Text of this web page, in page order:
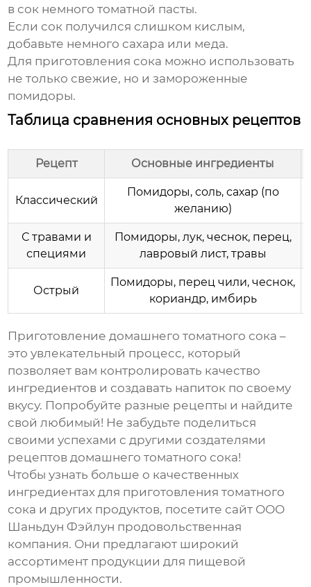
в сок немного томатной пасты.
Если сок получился слишком кислым,
добавьте немного сахара или меда.
Для приготовления сока можно использовать
не только свежие, но и замороженные
помидоры.
Таблица сравнения основных рецептов
Рецепт Основные ингредиенты
Классический
Помидоры, соль, сахар (по
желанию)
С травами и
специями
Помидоры, лук, чеснок, перец,
лавровый лист, травы
Острый
Помидоры, перец чили, чеснок,
кориандр, имбирь
Приготовление домашнего томатного сока –
это увлекательный процесс, который
позволяет вам контролировать качество
ингредиентов и создавать напиток по своему
вкусу. Попробуйте разные рецепты и найдите
свой любимый! Не забудьте поделиться
своими успехами с другими создателями
рецептов домашнего томатного сока!
Чтобы узнать больше о качественных
ингредиентах для приготовления томатного
сока и других продуктов, посетите сайт ООО
Шаньдун Фэйлун продовольственная
компания. Они предлагают широкий
ассортимент продукции для пищевой
промышленности.